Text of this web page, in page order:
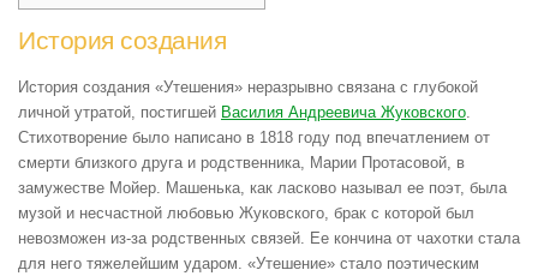
История создания
История создания «Утешения» неразрывно связана с глубокой
личной утратой, постигшей Василия Андреевича Жуковского
Стихотворение было написано в 1818 году под впечатлением от
смерти близкого друга и родственника, Марии Протасовой, в
замужестве Мойер. Машенька, как ласково называл ее поэт, была
музой и несчастной любовью Жуковского, брак с которой был
невозможен из-за родственных связей. Ее кончина от чахотки стала
для него тяжелейшим ударом. «Утешение» стало поэтическим